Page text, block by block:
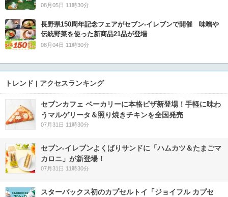
08月05日 11時30分
長野県150周年記念フェアがセブン-イレブンで開催 味噌や
伝統野菜を使った新商品21品が登場
08月04日 11時30分
トレンド | アクセスランキング
セブンカフェ ベーカリーに本格ピザ新登場！手軽に味わ
うマルゲリータ＆照り焼きチキンを全国発売
07月31日 11時30分
セブン‐イレブンよくばりサンドに「ハムカツ＆たまごマ
カロニ」が新登場！
07月31日 11時30分
スターバックス初のカプセルトイ「ジョイフル カプセ